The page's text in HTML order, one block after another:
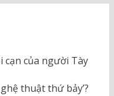
của người Tày
thuật thứ bảy’?